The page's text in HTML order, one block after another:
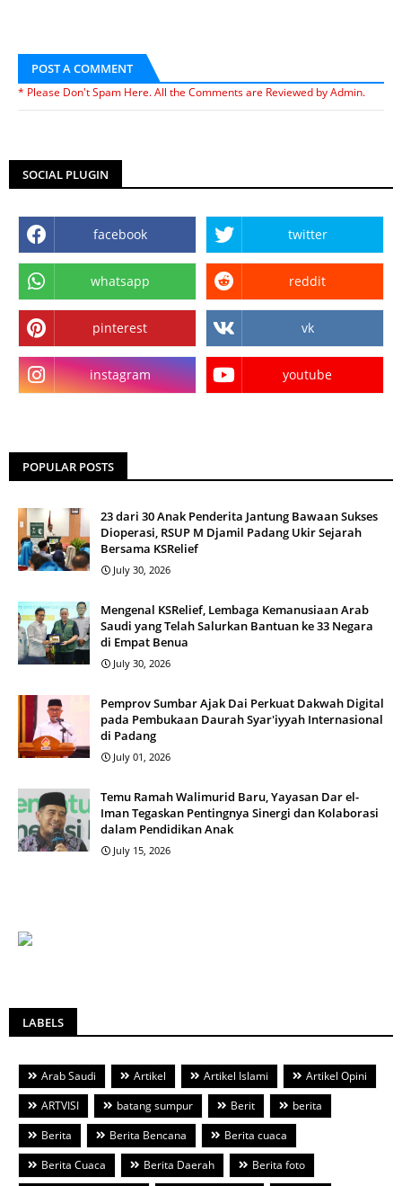
POST A COMMENT
* Please Don't Spam Here. All the Comments are Reviewed by Admin.
SOCIAL PLUGIN
facebook twitter
whatsapp reddit
pinterest vk
instagram youtube
POPULAR POSTS
23 dari 30 Anak Penderita Jantung Bawaan Sukses
Dioperasi, RSUP M Djamil Padang Ukir Sejarah
Bersama KSRelief
July 30, 2026
Mengenal KSRelief, Lembaga Kemanusiaan Arab
Saudi yang Telah Salurkan Bantuan ke 33 Negara
di Empat Benua
July 30, 2026
Pemprov Sumbar Ajak Dai Perkuat Dakwah Digital
pada Pembukaan Daurah Syar'iyyah Internasional
di Padang
July 01, 2026
Temu Ramah Walimurid Baru, Yayasan Dar el-
Iman Tegaskan Pentingnya Sinergi dan Kolaborasi
dalam Pendidikan Anak
July 15, 2026
LABELS
Arab Saudi Artikel Artikel Islami
Artikel Opini
ARTVISI
batang sumpur Berit
berita
Berita
Berita Bencana
Berita cuaca
Berita Cuaca
Berita Daerah
Berita foto